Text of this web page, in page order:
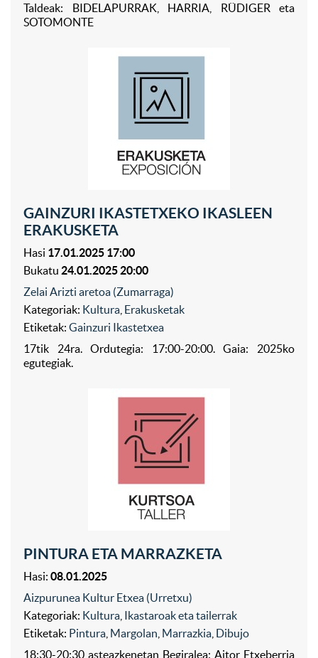
Taldeak: BIDELAPURRAK, HARRIA, RÜDIGER eta
SOTOMONTE
GAINZURI IKASTETXEKO IKASLEEN
ERAKUSKETA
Hasi 17.01.2025 17:00
Bukatu 24.01.2025 20:00
Zelai Arizti aretoa (Zumarraga)
Kategoriak: Kultura Erakusketak
Etiketak: Gainzuri Ikastetxea
17tik 24ra. Ordutegia: 17:00-20:00. Gaia: 2025ko
egutegiak.
PINTURA ETA MARRAZKETA
Hasi: 08.01.2025
Aizpurunea Kultur Etxea (Urretxu)
Kategoriak: Kultura Ikastaroak eta tailerrak
Etiketak: Pintura Margolan Marrazkia Dibujo
18:30-20:30 asteazkenetan Begiralea: Aitor Etxeberria